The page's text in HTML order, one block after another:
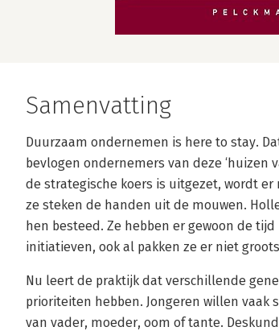
Samenvatting
Duurzaam ondernemen is here to stay.
bevlogen ondernemers van deze ‘huizen
de strategische koers is uitgezet, wordt er
ze steken de handen uit de mouwen.
hen besteed. Ze hebben er gewoon de
initiatieven, ook al pakken ze er niet
Nu leert de praktijk dat verschillende
prioriteiten hebben. Jongeren willen
van vader, moeder, oom of tante.